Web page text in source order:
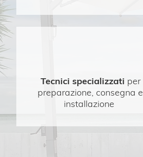
Tecnici specializzati per
preparazione, consegna e
installazione